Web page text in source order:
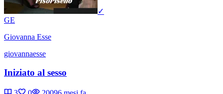
✓
GE
Giovanna Esse
giovannaesse
Iniziato al sesso